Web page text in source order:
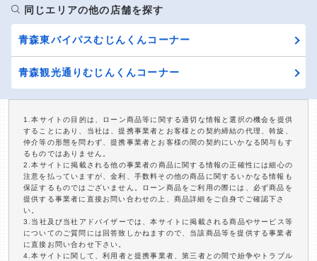
同じエリアの他の店舗を探す
青森東バイパスむじんくんコーナー
青森観光通りむじんくんコーナー
1.本サイトの目的は、ローン商品等に関する適切な情報と選択の機会を提供
することにあり、当社は、提携事業者とお客様との契約締結の代理、斡旋、
仲介等の形態を問わず、提携事業者とお客様の間の契約にいかなる関与もす
るものではありません。
2.本サイトに掲載される他の事業者の商品に関する情報の正確性には細心の
注意を払っていますが、金利、手数料その他の商品に関するいかなる情報も
保証するものではございません。ローン商品をご利用の際には、必ず商品を
提供する事業者に直接お問い合わせの上、商品詳細をご自身でご確認下さ
い。
3.当社及び当社アドバイザーでは、本サイトに掲載される商品やサービス等
についてのご質問には回答致しかねますので、当該商品等を提供する事業者
に直接お問い合わせ下さい。
4.本サイトに関して、利用者と提携事業者、第三者との間で紛争やトラブル